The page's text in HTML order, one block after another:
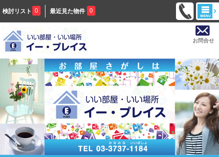
検討リスト 0 最近見た物件 0
お問合せ